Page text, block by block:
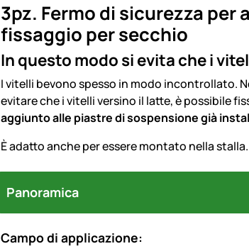
3pz. Fermo di sicurezza
fissaggio per secchio
In questo modo si evita che i
I vitelli bevono spesso in modo incontrollato.
evitare che i vitelli versino il latte, è possibile
aggiunto alle piastre di sospensione già
È adatto anche per essere montato nella stalla.
Panoramica
Campo di applicazione: